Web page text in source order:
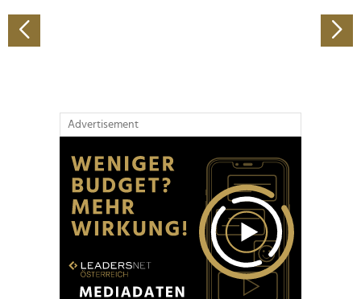
gesammelt haben.
Advertisement